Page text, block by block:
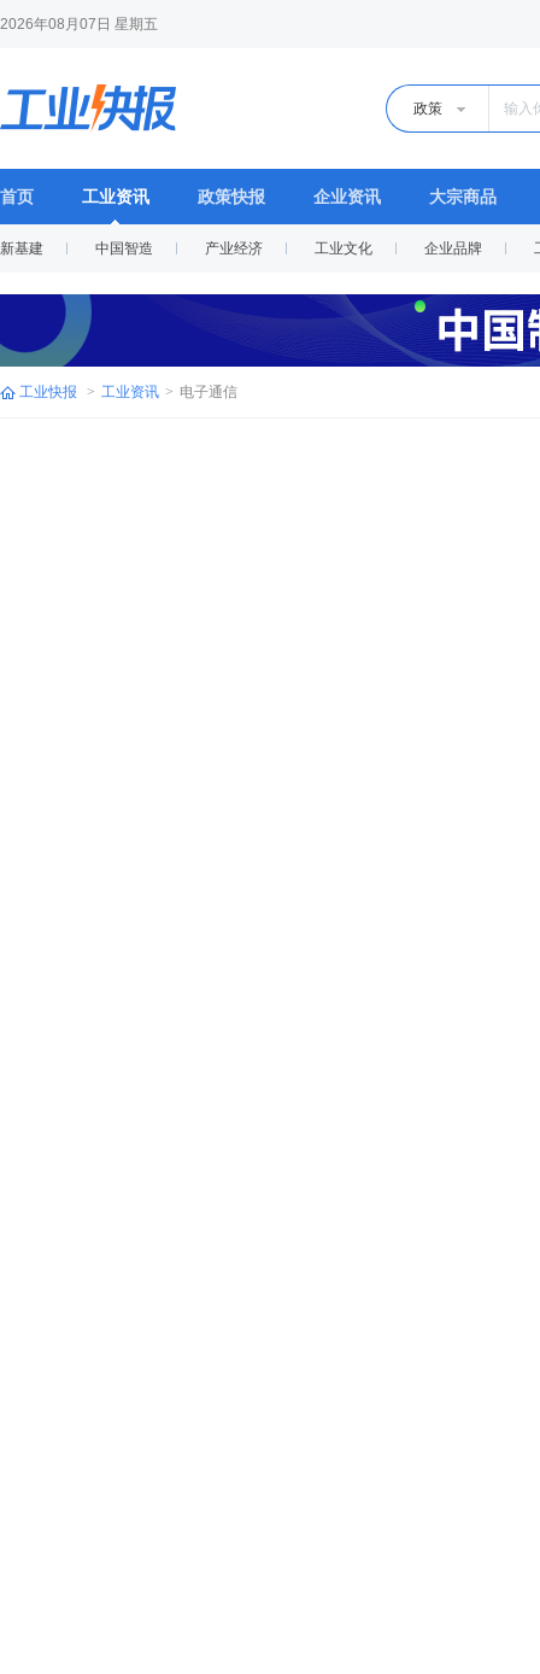
2026年08月07日 星期五
政策
首页 工业资讯
新基建 中国智造 产业经济 工业文化 企业品牌
政策快报 企业资讯 大宗商品
工业快报 > 工业资讯 > 电子通信